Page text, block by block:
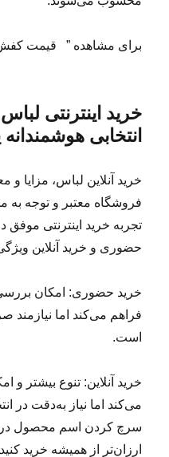
برای مشاهده ” قیمت
خرید اینترنتی
انتخابی
خرید آنلاین لباس، مزایا
فروشگاه معتبر و توجه
تجربه خرید اینترنتی
حضوری و خرید آنلاین
خرید حضوری: امکان
فراهم می‌کند اما
است.
خرید آنلاین: تنوع بیشتر و
می‌کند اما نیاز به‌دقت در
سرچ کردن اسم محصول در
ارزان‌تر از همیشه خرید